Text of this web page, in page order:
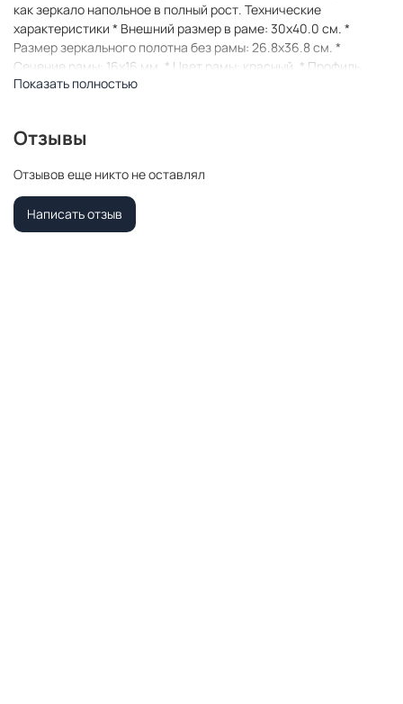
как зеркало напольное в полный рост. Технические
характеристики * Внешний размер в раме: 30x40.0 см. *
Размер зеркального полотна без рамы: 26.8x36.8 см. *
Сечение рамы: 16x16 мм. * Цвет рамы: красный. * Профиль
рамы: классический. * Форма: Прямоугольная. * Толщина
крепления. * Все для быстрой установки в комплекте.
Рама из полистирола без вредных веществ +
противоосколочная пленка. * Долговечность: Полотно
толщиной 4 мм для четкого отражения и прочности. *
Универсальность: Прямоугольные и квадратные форматы,
Показать полностью
Отзывы
Отзывов еще никто не оставлял
Написать отзыв